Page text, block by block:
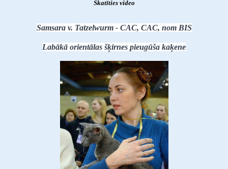
Skatīties video
Samsara v. Tatzelwurm - CAC, CAC, nom BIS
Labākā orientālas šķirnes pieugūša kaķene